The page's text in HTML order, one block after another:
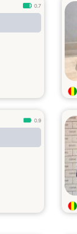
0.7
0.9